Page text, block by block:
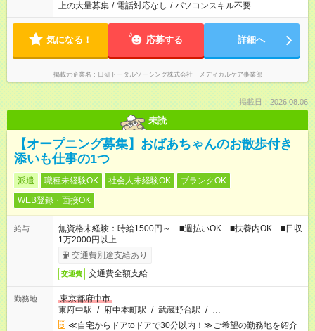
上の大量募集 / 電話対応なし / パソコンスキル不要
気になる！ 応募する 詳細へ
掲載元企業名 日研トータルソーシング株式会社 メディカルケア事業部
掲載日：2026.08.06
未読
【オープニング募集】おばあちゃんのお散歩付き
添いも仕事の1つ
派遣 職種未経験OK 社会人未経験OK
ブランクOK
WEB登録・面接OK
給与
無資格未経験：時給1500円～ ■週払いOK ■扶養内OK ■日収
1万2000円以上
交通費別途支給あり
交通費 交通費全額支給
勤務地
東京都府中市
東府中駅 / 府中本町駅 / 武蔵野台駅 / …
≪自宅からドアtoドアで30分以内！≫ご希望の勤務地を紹介